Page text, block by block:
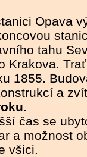
Opava
tahu
Krakova. Trať
1855.
a
.
čas se
a možnost
všici.